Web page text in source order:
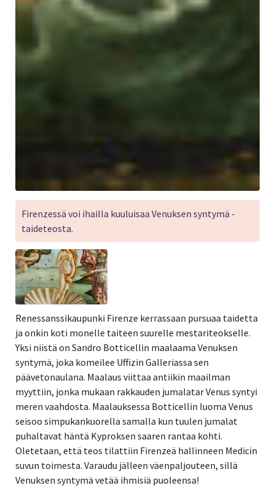
Firenzessä voi ihailla kuuluisaa Venuksen syntymä -
taideteosta.
Renessanssikaupunki Firenze kerrassaan pursuaa taidetta
ja onkin koti monelle taiteen suurelle mestariteokselle.
Yksi niistä on Sandro Botticellin maalaama Venuksen
syntymä, joka komeilee Uffizin Galleriassa sen
päävetonaulana. Maalaus viittaa antiikin maailman
myyttiin, jonka mukaan rakkauden jumalatar Venus syntyi
meren vaahdosta. Maalauksessa Botticellin luoma Venus
seisoo simpukankuorella samalla kun tuulen jumalat
puhaltavat häntä Kyproksen saaren rantaa kohti.
Oletetaan, että teos tilattiin Firenzeä hallinneen Medicin
suvun toimesta. Varaudu jälleen väenpaljouteen, sillä
Venuksen syntymä vetää ihmisiä puoleensa!